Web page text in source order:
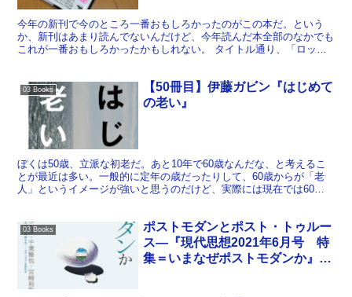
今年の新刊で今のところ一番おもしろかったのがこの本だ。という
か、新刊はあまり読んでないんだけど、今年読んだ本全部のなかでも
これが一番おもしろかったかもしれない。 タイトル通り、「ロック
03 Books
【50冊目】伊藤ガビン『はじめて
の老い』
ぼくは50歳、立派な初老だ。あと10年で60歳なんだな、と考えるこ
とが最近は多い。一般的に定年の歳だったりして、60歳からが「老
人」というイメージが強いと思うのだけど、実際には現在では60で
03 Books
ポストモダンとポスト・トゥルー
ス―『現代思想2021年6月号 特
集＝いまなぜポストモダンか』